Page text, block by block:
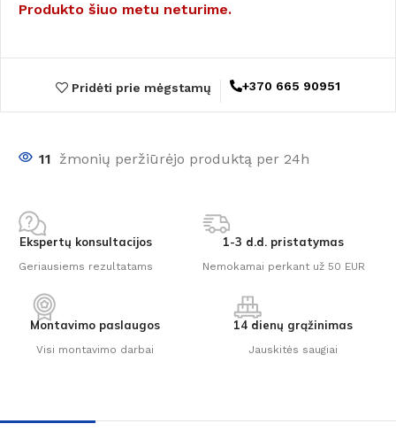
Produkto šiuo metu neturime.
Pridėti prie mėgstamų +370 665 90951
11 žmonių peržiūrėjo produktą per 24h
Ekspertų konsultacijos
Geriausiems rezultatams
1-3 d.d. pristatymas
Nemokamai perkant už 50 EUR
Montavimo paslaugos
Visi montavimo darbai
14 dienų grąžinimas
Jauskitės saugiai